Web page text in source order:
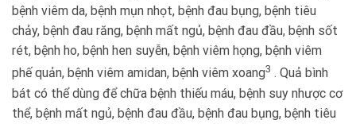
bệnh viêm da, bệnh mụn nhọt, bệnh đau bụng, bệnh tiêu
chảy, bệnh đau răng, bệnh mất ngủ, bệnh đau đầu, bệnh sốt
rét, bệnh ho, bệnh hen suyễn, bệnh viêm họng, bệnh viêm
phế quản, bệnh viêm amidan, bệnh viêm xoang3 . Quả bình
bát có thể dùng để chữa bệnh thiếu máu, bệnh suy nhược cơ
thể, bệnh mất ngủ, bệnh đau đầu, bệnh đau bụng, bệnh tiêu